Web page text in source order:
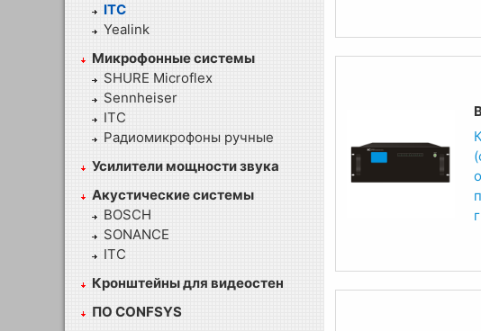
ITC
Yealink
Микрофонные системы
SHURE Microflex
Sennheiser
ITC
Радиомикрофоны ручные
Усилители мощности звука
Акустические системы
BOSCH
SONANCE
ITC
Кронштейны для видеостен
ПО CONFSYS